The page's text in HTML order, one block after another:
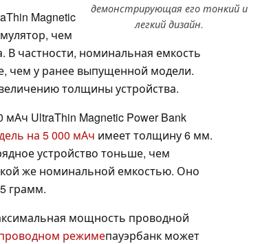
демонстрирующая его тонкий и
легкий дизайн.
Magnetic
чем
В частности, номинальная емкость
чем у ранее выпущенной модели.
толщины устройства.
UltraThin Magnetic Power Bank
на 5 000 мАч имеет толщину 6 мм.
устройство тоньше, чем
же номинальной емкостью. Оно
грамм.
мощность проводной
режимепауэрбанк может